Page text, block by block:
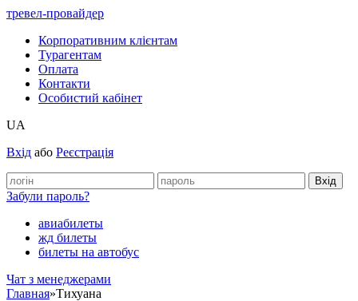
тревел-провайдер
Корпоративним клієнтам
Турагентам
Оплата
Контакти
Особистий кабінет
UA
Вхід або Реєстрація
Забули пароль?
авиабилеты
жд билеты
билеты на автобус
Чат з менеджерами
Главная»Тихуана